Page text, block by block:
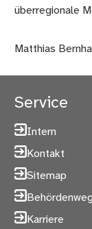
überregionale
Matthias
Service
Intern
Kontakt
Sitemap
Karriere